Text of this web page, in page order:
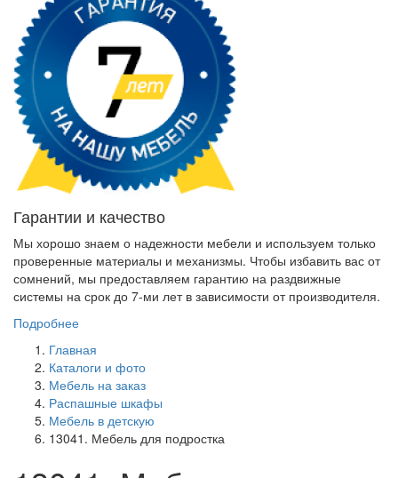
Гарантии и качество
Мы хорошо знаем о надежности мебели и используем только
проверенные материалы и механизмы. Чтобы избавить вас от
сомнений, мы предоставляем гарантию на раздвижные
системы на срок до 7-ми лет в зависимости от производителя.
Подробнее
Главная
Каталоги и фото
Мебель на заказ
Распашные шкафы
Мебель в детскую
13041. Мебель для подростка